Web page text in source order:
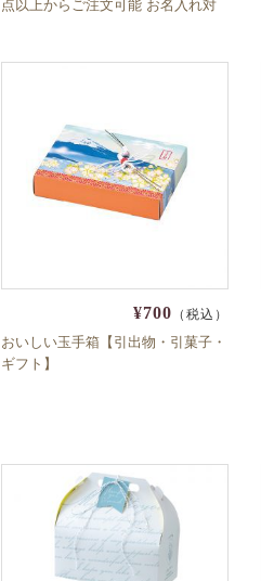
点以上からご注文可能 お名入れ対
¥700 （税込）
おいしい玉手箱【引出物・引菓子・
ギフト】